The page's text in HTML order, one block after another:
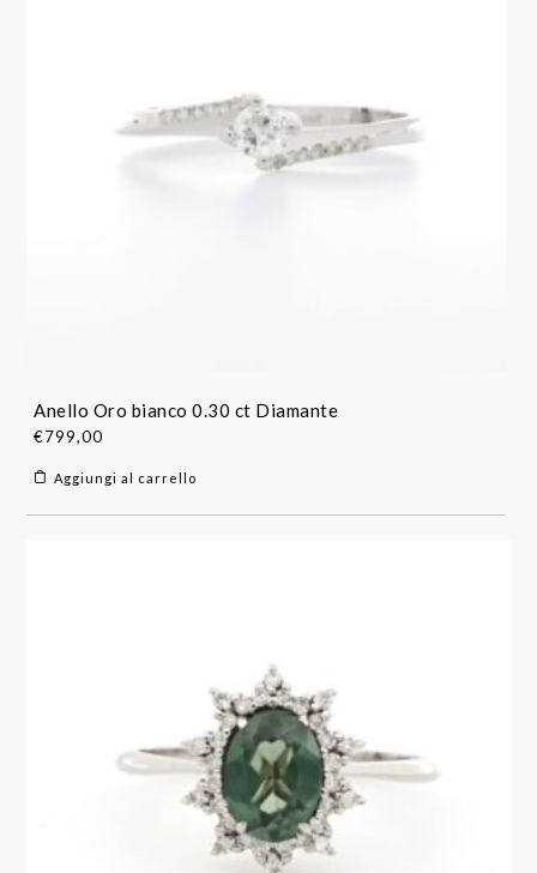
Anello Oro bianco 0.30 ct Diamante
€799,00
Aggiungi al carrello